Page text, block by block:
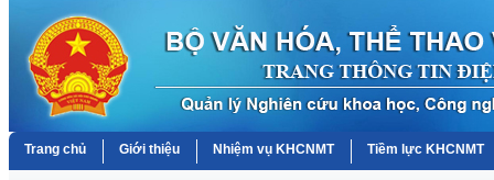
Trang chủ Giới thiệu Nhiệm vụ KHCNMT Tiềm lực KHCNMT